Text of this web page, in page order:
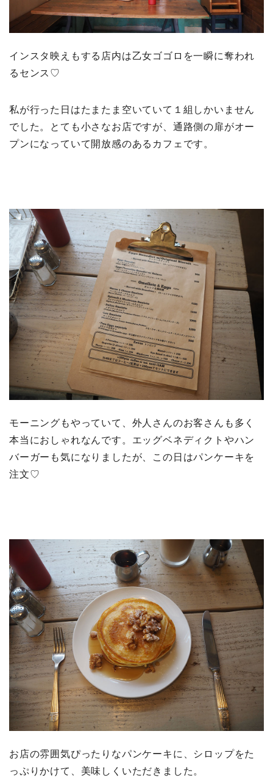
インスタ映えもする店内は乙女ゴゴロを一瞬に奪われ
るセンス♡
私が行った日はたまたま空いていて１組しかいません
でした。とても小さなお店ですが、通路側の扉がオー
プンになっていて開放感のあるカフェです。
モーニングもやっていて、外人さんのお客さんも多く
本当におしゃれなんです。エッグベネディクトやハン
バーガーも気になりましたが、この日はパンケーキを
注文♡
お店の雰囲気ぴったりなパンケーキに、シロップをた
っぷりかけて、美味しくいただきました。